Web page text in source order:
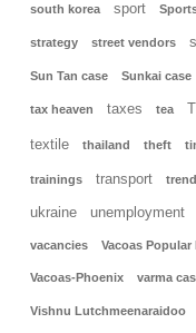
south korea sport
strategy street vendors
Sun Tan case Sunkai case
tax heaven taxes tea
textile thailand theft
trainings transport
ukraine unemployment
vacancies Vacoas
Vacoas-Phoenix varma
Vishnu Lutchmeenaraidoo